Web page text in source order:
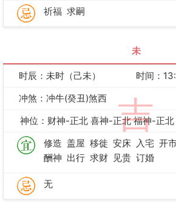
祈福 求嗣
未
吉
时辰：未时（己未）
时间：
冲煞：冲牛(癸丑)煞西
神位：财神-正北 喜神-正北 福神-正
修造 盖屋 移徙 安床 入宅 开
酬神 出行 求财 见贵 订婚
无